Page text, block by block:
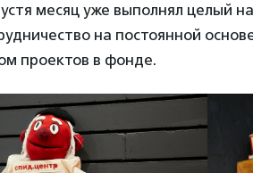
месяц уже выполнял целый
на постоянной
проектов в фонде.